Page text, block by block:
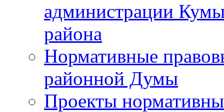
администрации
района
Нормативные
районной Думы
Проекты